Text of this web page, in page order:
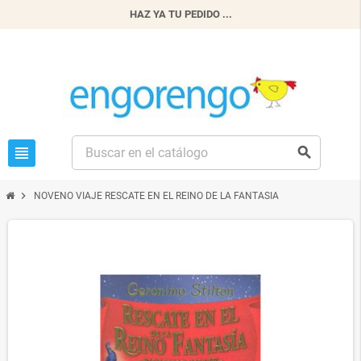
HAZ YA TU PEDIDO ...
view_headline search
chevron_right NOVENO VIAJE RESCATE EN EL REINO DE LA FANTASIA